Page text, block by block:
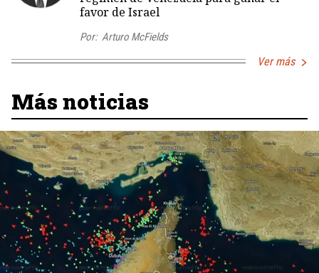
favor de Israel
Por: Arturo McFields
Ver más
Más noticias